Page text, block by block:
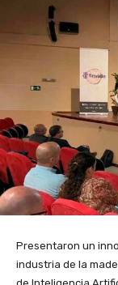
Presentaron un
industria de la